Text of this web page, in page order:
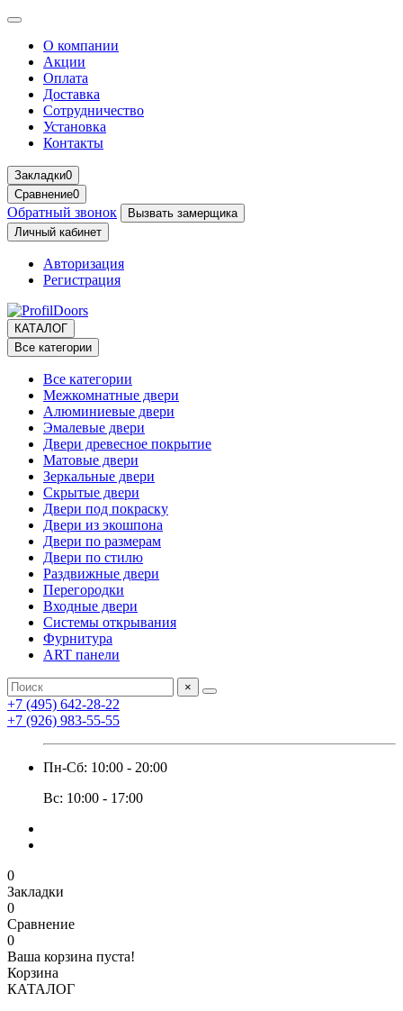
О компании
Акции
Оплата
Доставка
Сотрудничество
Установка
Контакты
Закладки0
Сравнение0
Обратный звонок
Вызвать замерщика
Личный кабинет
Авторизация
Регистрация
КАТАЛОГ
Все категории
Все категории
Межкомнатные двери
Алюминиевые двери
Эмалевые двери
Двери древесное покрытие
Матовые двери
Зеркальные двери
Скрытые двери
Двери под покраску
Двери из экошпона
Двери по размерам
Двери по стилю
Раздвижные двери
Перегородки
Входные двери
Системы открывания
Фурнитура
ART панели
×
+7 (495) 642-28-22
+7 (926) 983-55-55
Пн-Сб: 10:00 - 20:00
Вс: 10:00 - 17:00
0
Закладки
0
Сравнение
0
Ваша корзина пуста!
Корзина
КАТАЛОГ